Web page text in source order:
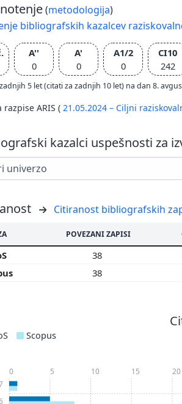
(metodologija)
bibliografskih kazalcev
A''
0
A'
0
A1/2
0
CI10
242
5 let (citati za zadnjih 10 let) na dan 8.
razpise ARIS ( 21.05.2024 – Ciljni
kazalci uspešnosti za
Citiranost bibliografskih
POVEZANI ZAPISI
38
38
Scopus
0 5 10 15 20